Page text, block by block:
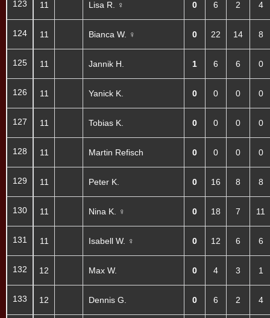
123
124
125
126
127
128
129
130
131
132
133
11 Lisa R. ♀ 0 6 2 4
11 Bianca W. ♀ 0 22 14 8
11 Jannik H. 1 6 6 0
11 Yanick K. 0 0 0 0
11 Tobias K. 0 0 0 0
11 Martin Refisch 0 0 0 0
11 Peter K. 0 16 8 8
11 Nina K. ♀ 0 18 7 11
11 Isabell W. ♀ 0 12 6 6
12 Max W. 0 4 3 1
12 Dennis G. 0 6 2 4